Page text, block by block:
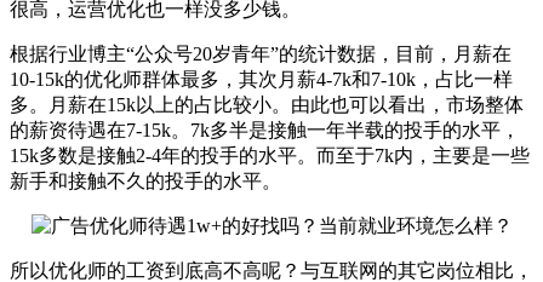
很高，运营优化也一样没多少钱。
根据行业博主“公众号20岁青年”的统计数据，目前，月薪在
10-15k的优化师群体最多，其次月薪4-7k和7-10k，占比一样
多。月薪在15k以上的占比较小。由此也可以看出，市场整体
的薪资待遇在7-15k。7k多半是接触一年半载的投手的水平，
15k多数是接触2-4年的投手的水平。而至于7k内，主要是一些
新手和接触不久的投手的水平。
所以优化师的工资到底高不高呢？ 与互联网的其它岗位相比，